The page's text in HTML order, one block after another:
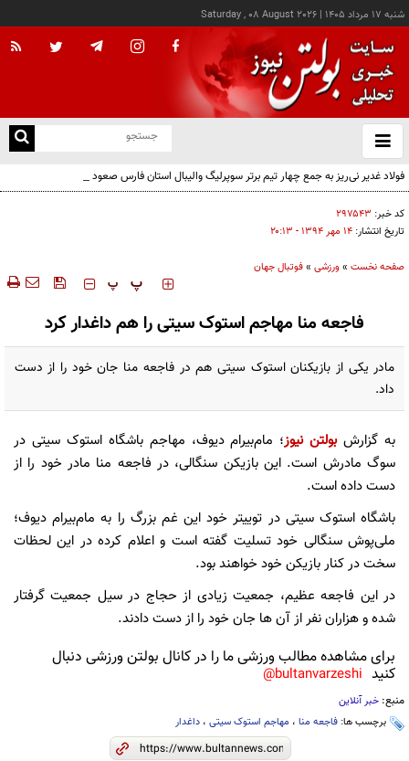
شنبه ۱۷ مرداد ۱۴۰۵ |
Saturday , 08 August 2026
باز
و
فولاد غدیر نی‌ریز به جمع چهار تیم برتر سوپرلیگ والیبال استان فارس صعود کرد
کد خبر: ۲۹۷۵۴۳
تاریخ انتشار: ۱۴ مهر ۱۳۹۴ - ۲۰:۱۳
صفحه نخست »ورزشی »فوتبال جهان
‍‍‍ پ پ
فاجعه منا مهاجم استوک سیتی را هم داغدار کرد
مادر یکی از بازیکنان استوک سیتی هم در فاجعه منا جان خود را از دست
داد.
به گزارشبولتن نیوز؛ مام‌بیرام دیوف، مهاجم باشگاه استوک سیتی در
سوگ مادرش است. این بازیکن سنگالی، در فاجعه منا مادر خود را از
دست داده است.
باشگاه استوک سیتی در توییتر خود این غم بزرگ را به مام‌بیرام دیوف؛
ملی‌پوش سنگالی خود تسلیت گفته است و اعلام کرده در این لحظات
سخت در کنار بازیکن خود خواهند بود.
در این فاجعه عظیم، جمعیت زیادی از حجاج در سیل جمعیت گرفتار
شده و هزاران نفر از آن ها جان خود را از دست دادند.
برای مشاهده مطالب ورزشی ما را در کانال بولتن ورزشی دنبال
کنید bultanvarzeshi@
منبع: خبر آنلاین
برچسب ها: فاجعه منا ، مهاجم استوک سیتی ، داغدار